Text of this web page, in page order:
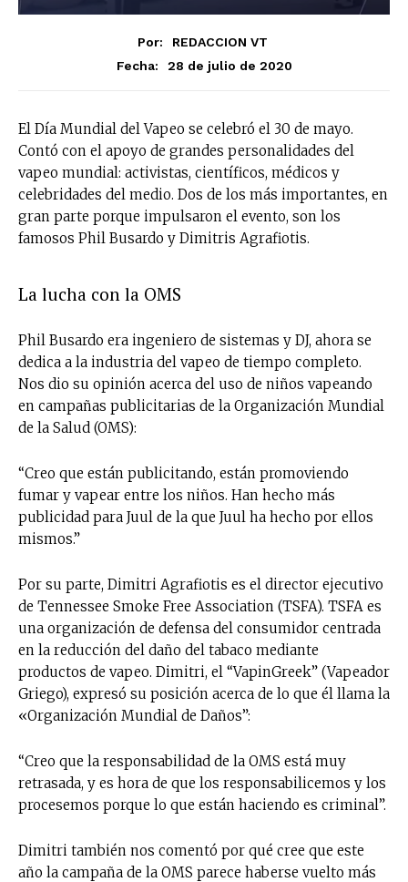
Por:
REDACCION VT
Fecha:
28 de julio de 2020
El Día Mundial del Vapeo se celebró el 30 de mayo.
Contó con el apoyo de grandes personalidades del
vapeo mundial: activistas, científicos, médicos y
celebridades del medio. Dos de los más importantes, en
gran parte porque impulsaron el evento, son los
famosos Phil Busardo y Dimitris Agrafiotis.
La lucha con la OMS
Phil Busardo era ingeniero de sistemas y DJ, ahora se
dedica a la industria del vapeo de tiempo completo.
Nos dio su opinión acerca del uso de niños vapeando
en campañas publicitarias de la Organización Mundial
de la Salud (OMS):
“Creo que están publicitando, están promoviendo
fumar y vapear entre los niños. Han hecho más
publicidad para Juul de la que Juul ha hecho por ellos
mismos.”
Por su parte, Dimitri Agrafiotis es el director ejecutivo
de Tennessee Smoke Free Association (TSFA). TSFA es
una organización de defensa del consumidor centrada
en la reducción del daño del tabaco mediante
productos de vapeo. Dimitri, el “VapinGreek” (Vapeador
Griego), expresó su posición acerca de lo que él llama la
«Organización Mundial de Daños”:
“Creo que la responsabilidad de la OMS está muy
retrasada, y es hora de que los responsabilicemos y los
procesemos porque lo que están haciendo es criminal”.
Dimitri también nos comentó por qué cree que este
año la campaña de la OMS parece haberse vuelto más